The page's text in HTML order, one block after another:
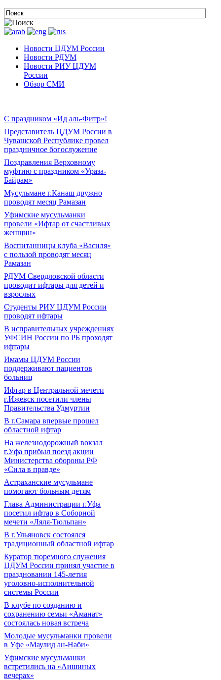
Новости ЦДУМ России
Новости РДУМ
Новости РИУ ЦДУМ
России
Обзор СМИ
С праздником «Ид аль-Фитр»!
Представитель ЦДУМ России в
Чувашской Республике провел
праздничное богослужение
Поздравления Верховному
муфтию с праздником «Ураза-
Байрам»
Мусульмане г.Канаш дружно
проводят месяц Рамазан
Уфимские мусульманки
провели «Ифтар от счастливых
женщин»
Воспитанницы клуба «Василя»
с пользой проводят месяц
Рамазан
РДУМ Свердловской области
проводит ифтары для детей и
взрослых
Студенты РИУ ЦДУМ России
проводят ифтары
В исправительных учреждениях
УФСИН России по РБ проходят
ифтары
Имамы ЦДУМ России
поддерживают пациентов
больниц
Ифтар в Центральной мечети
г.Ижевск посетили члены
Правительства Удмуртии
В г.Самара впервые прошел
областной ифтар
На железнодорожный вокзал
г.Уфа прибыл поезд акции
Министерства обороны РФ
«Сила в правде»
Астраханские мусульмане
помогают больным детям
Глава Администрации г.Уфа
посетил ифтар в Соборной
мечети «Ляля-Тюльпан»
В г.Ульяновск состоялся
традиционный областной ифтар
Куратор тюремного служения
ЦДУМ России принял участие в
праздновании 145-летия
уголовно-исполнительной
системы России
В клубе по созданию и
сохранению семьи «Аманат»
состоялась новая встреча
Молодые мусульманки провели
в Уфе «Маулид ан-Наби»
Уфимские мусульманки
встретились на «Аишиных
вечерах»